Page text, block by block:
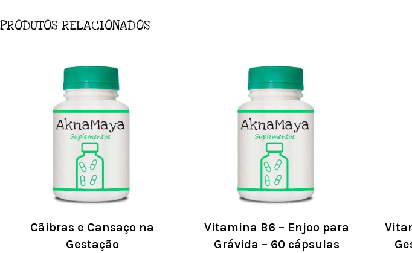
PRODUTOS RELACIONADOS
Cãibras e Cansaço na
Gestação
Vitamina B6 – Enjoo para
Grávida – 60 cápsulas